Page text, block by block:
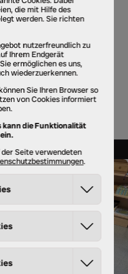
und Zirkusbesuch
Tiere wirklich
gestalten die Kinder
Lebensbedingungen